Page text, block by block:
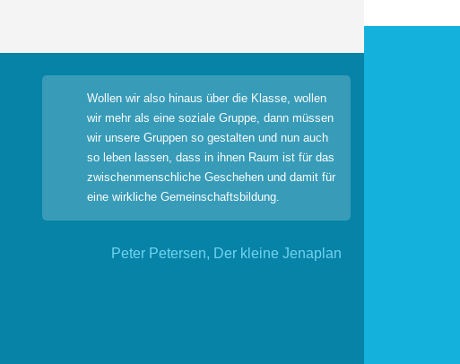
Wollen wir also hinaus über die Klasse, wollen
wir mehr als eine soziale Gruppe, dann müssen
wir unsere Gruppen so gestalten und nun auch
so leben lassen, dass in ihnen Raum ist für das
zwischenmenschliche Geschehen und damit für
eine wirkliche Gemeinschaftsbildung.
Peter Petersen, Der kleine Jenaplan